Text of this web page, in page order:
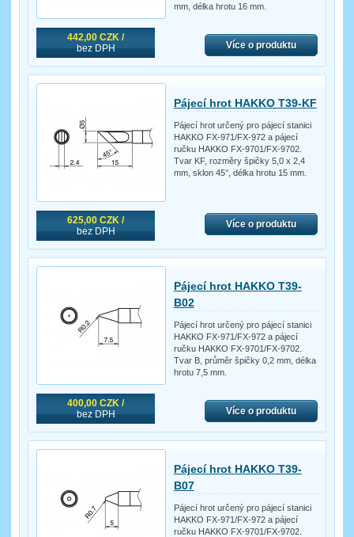
442,00 CZK /
bez DPH
mm, délka hrotu 16 mm.
Více o produktu
625,00 CZK /
bez DPH
Pájecí hrot HAKKO T39-KF
Pájecí hrot určený pro pájecí stanici
HAKKO FX-971/FX-972 a pájecí
ručku HAKKO FX-9701/FX-9702.
Tvar KF, rozměry špičky 5,0 x 2,4
mm, sklon 45°, délka hrotu 15 mm.
Více o produktu
400,00 CZK /
bez DPH
Pájecí hrot HAKKO T39-
B02
Pájecí hrot určený pro pájecí stanici
HAKKO FX-971/FX-972 a pájecí
ručku HAKKO FX-9701/FX-9702.
Tvar B, průměr špičky 0,2 mm, délka
hrotu 7,5 mm.
Více o produktu
Pájecí hrot HAKKO T39-
B07
Pájecí hrot určený pro pájecí stanici
HAKKO FX-971/FX-972 a pájecí
ručku HAKKO FX-9701/FX-9702.